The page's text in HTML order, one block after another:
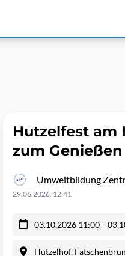
Hutzelfest am
zum Genießen
Umweltbildung
29.06.2026, 12:41
03.10.2026 11:00 -
Hutzelhof,